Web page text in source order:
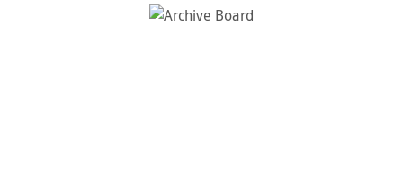
Bildergalerie überspringen